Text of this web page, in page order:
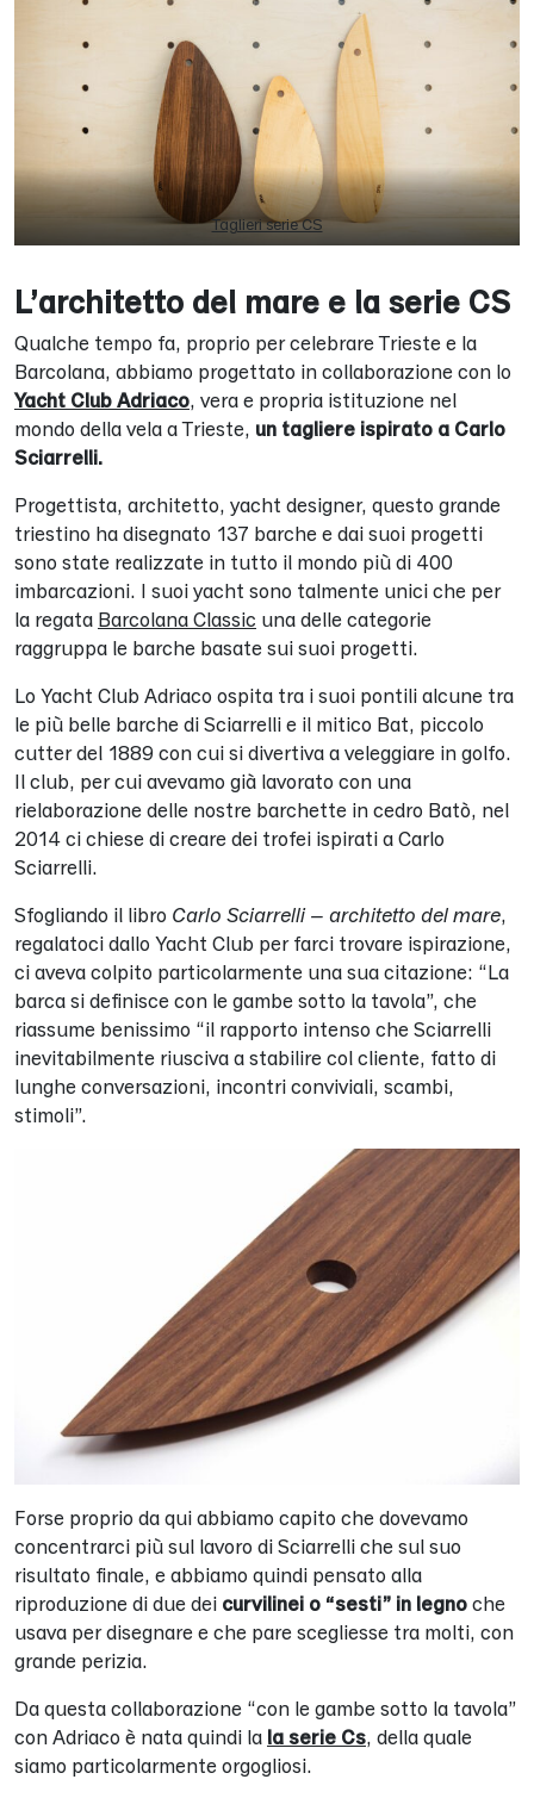
Taglieri serie CS
L’architetto del mare e la serie CS
Qualche tempo fa, proprio per celebrare Trieste e la
Barcolana, abbiamo progettato in collaborazione con lo
Yacht Club Adriaco, vera e propria istituzione nel
mondo della vela a Trieste, un tagliere ispirato a Carlo
Sciarrelli.
Progettista, architetto, yacht designer, questo grande
triestino ha disegnato 137 barche e dai suoi progetti
sono state realizzate in tutto il mondo più di 400
imbarcazioni. I suoi yacht sono talmente unici che per
la regata Barcolana Classic una delle categorie
raggruppa le barche basate sui suoi progetti.
Lo Yacht Club Adriaco ospita tra i suoi pontili alcune tra
le più belle barche di Sciarrelli e il mitico Bat, piccolo
cutter del 1889 con cui si divertiva a veleggiare in golfo.
Il club, per cui avevamo già lavorato con una
rielaborazione delle nostre barchette in cedro Batò, nel
2014 ci chiese di creare dei trofei ispirati a Carlo
Sciarrelli.
Sfogliando il libro Carlo Sciarrelli – architetto del mare,
regalatoci dallo Yacht Club per farci trovare ispirazione,
ci aveva colpito particolarmente una sua citazione: “La
barca si definisce con le gambe sotto la tavola”, che
riassume benissimo “il rapporto intenso che Sciarrelli
inevitabilmente riusciva a stabilire col cliente, fatto di
lunghe conversazioni, incontri conviviali, scambi,
stimoli”.
Forse proprio da qui abbiamo capito che dovevamo
concentrarci più sul lavoro di Sciarrelli che sul suo
risultato finale, e abbiamo quindi pensato alla
riproduzione di due dei curvilinei o “sesti” in legno che
usava per disegnare e che pare scegliesse tra molti, con
grande perizia.
Da questa collaborazione “con le gambe sotto la tavola”
con Adriaco è nata quindi la la serie Cs, della quale
siamo particolarmente orgogliosi.